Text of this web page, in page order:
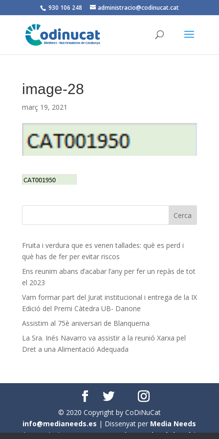
930 106 248 administracio@codinucat.cat
image-28
març 19, 2021
Fruita i verdura que es venen tallades: què es perd i
què has de fer per evitar riscos
Ens reunim abans d’acabar l’any per fer un repàs de tot
el 2023
Vam formar part del Jurat institucional i entrega de la IX
Edició del Premi Càtedra UB- Danone
Assistim al 75è aniversari de Blanquerna
La Sra. Inés Navarro va assistir a la reunió Xarxa pel
Dret a una Alimentació Adequada
© 2020 Copyright by CoDiNuCat
info@medianeeds.es | Dissenyat per Media Needs
| Tots els drets reservats aCoDiNuCat |Avís legal|